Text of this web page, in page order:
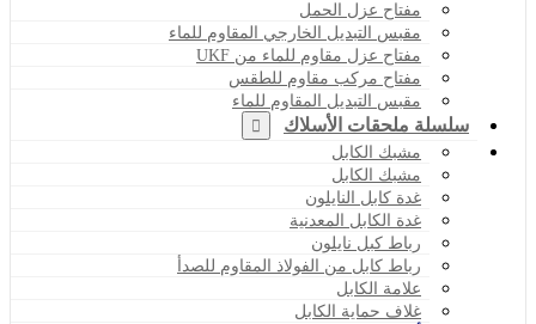
مفتاح عزل الحمل
مقبس التبديل الخارجي المقاوم للماء
مفتاح عزل مقاوم للماء من UKF
مفتاح مركب مقاوم للطقس
مقبس التبديل المقاوم للماء
سلسلة ملحقات الأسلاك
مشبك الكابل
مشبك الكابل
غدة كابل النايلون
غدة الكابل المعدنية
رباط كبل نايلون
رباط كابل من الفولاذ المقاوم للصدأ
علامة الكابل
غلاف حماية الكابل